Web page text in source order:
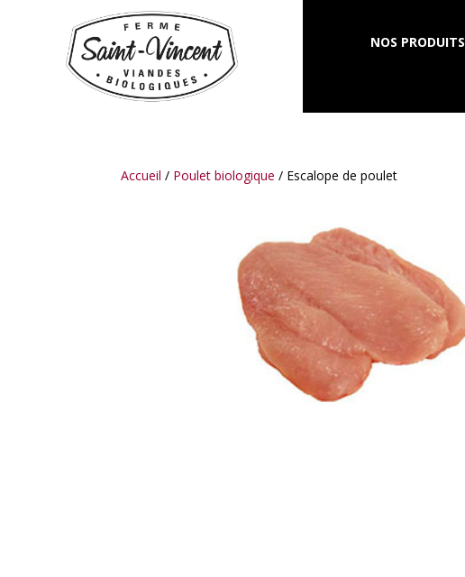
NOS PRODUITS
Accueil / Poulet biologique / Escalope de poulet